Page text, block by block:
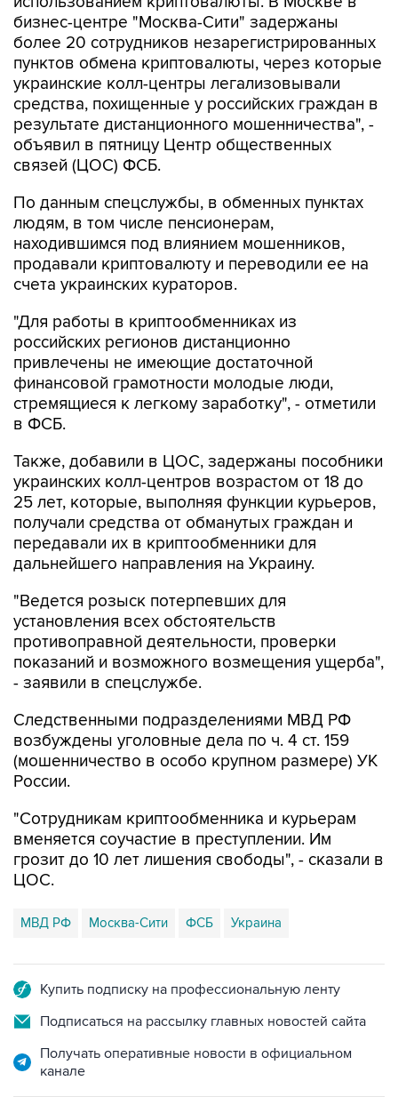
бизнес-центре "Москва-Сити" задержаны
более 20 сотрудников незарегистрированных
пунктов обмена криптовалюты, через которые
украинские колл-центры легализовывали
средства, похищенные у российских граждан в
результате дистанционного мошенничества", -
объявил в пятницу Центр общественных
связей (ЦОС) ФСБ.
По данным спецслужбы, в обменных пунктах
людям, в том числе пенсионерам,
находившимся под влиянием мошенников,
продавали криптовалюту и переводили ее на
счета украинских кураторов.
"Для работы в криптообменниках из
российских регионов дистанционно
привлечены не имеющие достаточной
финансовой грамотности молодые люди,
стремящиеся к легкому заработку", - отметили
в ФСБ.
Также, добавили в ЦОС, задержаны пособники
украинских колл-центров возрастом от 18 до
25 лет, которые, выполняя функции курьеров,
получали средства от обманутых граждан и
передавали их в криптообменники для
дальнейшего направления на Украину.
"Ведется розыск потерпевших для
установления всех обстоятельств
противоправной деятельности, проверки
показаний и возможного возмещения ущерба",
- заявили в спецслужбе.
Следственными подразделениями МВД РФ
возбуждены уголовные дела по ч. 4 ст. 159
(мошенничество в особо крупном размере) УК
России.
"Сотрудникам криптообменника и курьерам
вменяется соучастие в преступлении. Им
грозит до 10 лет лишения свободы", - сказали в
ЦОС.
МВД РФ Москва-Сити ФСБ Украина
Купить подписку на профессиональную ленту
Подписаться на рассылку главных новостей сайта
Получать оперативные новости в официальном
канале